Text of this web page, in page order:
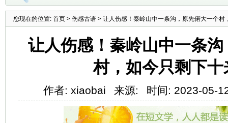
您现在的位置: 首页 > 伤感古语 > 让人伤感！秦岭山中一条沟，原先偌大一个村
让人伤感！秦岭山中一条
村，如今只剩下十
作者: xiaobai 来源: 时间: 2023-05-